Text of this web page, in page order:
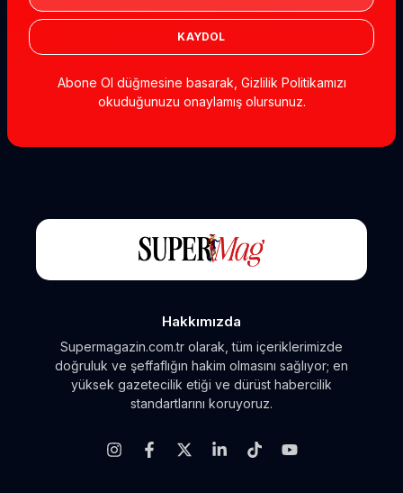
KAYDOL
Abone Ol düğmesine basarak, Gizlilik Politikamızı
okuduğunuzu onaylamış olursunuz.
Hakkımızda
Supermagazin.com.tr olarak, tüm içeriklerimizde
doğruluk ve şeffaflığın hakim olmasını sağlıyor; en
yüksek gazetecilik etiği ve dürüst habercilik
standartlarını koruyoruz.